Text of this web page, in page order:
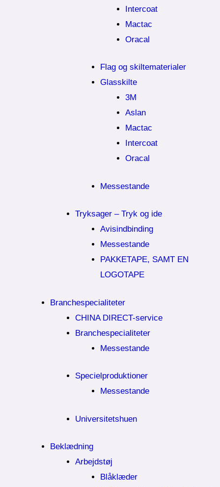
Intercoat
Mactac
Oracal
Flag og skiltematerialer
Glasskilte
3M
Aslan
Mactac
Intercoat
Oracal
Messestande
Tryksager – Tryk og ide
Avisindbinding
Messestande
PAKKETAPE, SAMT EN
LOGOTAPE
Branchespecialiteter
CHINA DIRECT-service
Branchespecialiteter
Messestande
Specielproduktioner
Messestande
Universitetshuen
Beklædning
Arbejdstøj
Blåklæder